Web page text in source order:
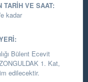
TARİH VE SAAT:
e kadar
Bülent Ecevit
1. Kat,
edilecektir.